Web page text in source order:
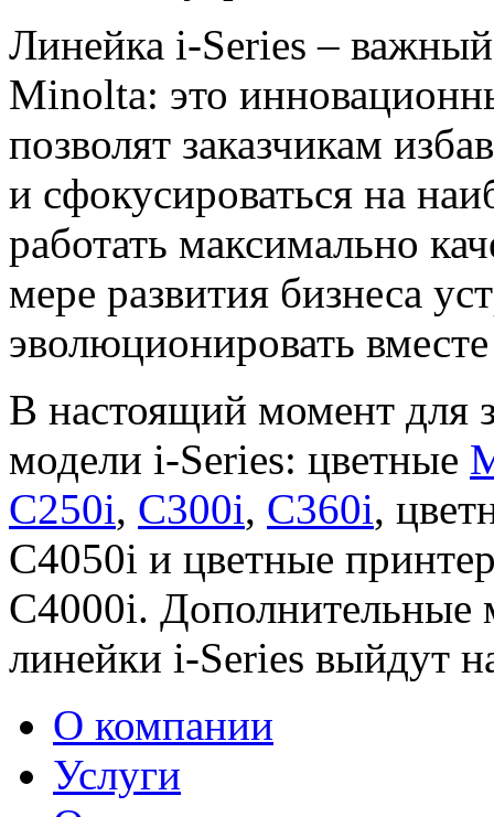
Линейка i-Series –
Minolta: это
позволят заказчикам
и сфокусироваться на
работать максимально
мере развития бизнеса
эволюционировать
В настоящий момент для
модели i-Series: цветные
C250i, C300i, C360i,
C4050i и цветные
C4000i. Дополнительные
линейки i-Series выйдут
О компании
Услуги